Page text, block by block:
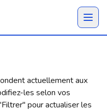
Ouvrir
actuellement aux
les selon vos
Filtrer" pour actualiser les